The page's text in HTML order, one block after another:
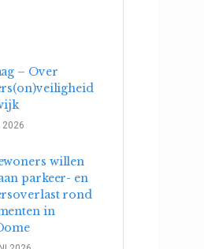
– Over
willen
parkeer- en
rond
in